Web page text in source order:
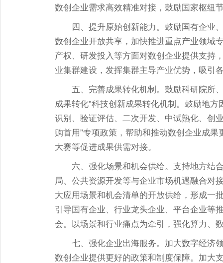
数创企业需求高效精准对接，鼓励国家枢纽
四、提升原始创新能力。鼓励国有企业
数创企业开放共享，加快推进重点产业领域
产权、研发投入等方面对数创企业提供支持
业集群建设，发挥集群主导产业优势，吸引
五、完善成果转化机制。鼓励科研院所
成果转化”科技创新成果转化机制。鼓励地
识别、验证评估、二次开发、中试熟化、创
购首用”专项政策，帮助和推动数创企业成
大赛等促进成果供需对接。
六、强化场景和机会供给。支持地方结
局、公共资源开发等与企业市场机遇融合对
大应用场景和机会清单的开放供给，形成一
引导国有企业、行业龙头企业、平台企业等
会。以场景和行业痛点为牵引，强化算力、
七、强化企业出海服务。加大数字经济
数创企业提供更好的政策和制度保障。加大